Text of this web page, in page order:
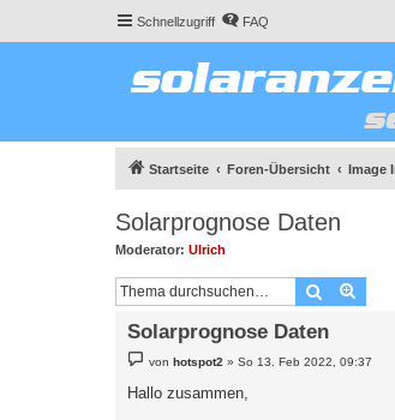
Schnellzugriff FAQ
Startseite Foren-Übersicht Image
Solarprognose Daten
Moderator: Ulrich
Suche
Solarprognose Daten
e
i
t
vonhotspot2 »So 13. Feb 2022, 09:37
Hallo zusammen,